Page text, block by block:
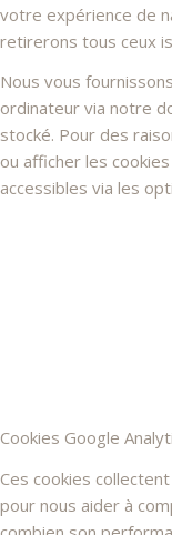
votre expérience de
retirerons tous ceux
Nous vous
ordinateur via notre
stocké. Pour des
ou afficher les
accessibles via les
Cookies Google
Ces cookies
pour nous aider à